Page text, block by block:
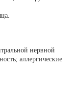
нервной
аллергические